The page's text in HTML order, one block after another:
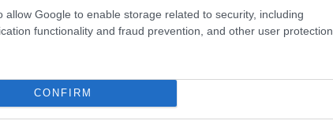
allow Google to enable storage related to security, including
functionality and fraud prevention, and other user protection.
CONFIRM
in un centro di accoglienza temporaneo.